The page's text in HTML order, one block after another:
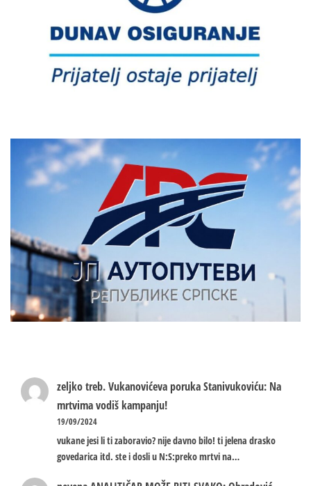
zeljko treb.Vukanovićeva poruka Stanivukoviću: Na
mrtvima vodiš kampanju!
19/09/2024
vukane jesi li ti zaboravio? nije davno bilo! ti jelena drasko
govedarica itd. ste i dosli u N:S:preko mrtvi na…